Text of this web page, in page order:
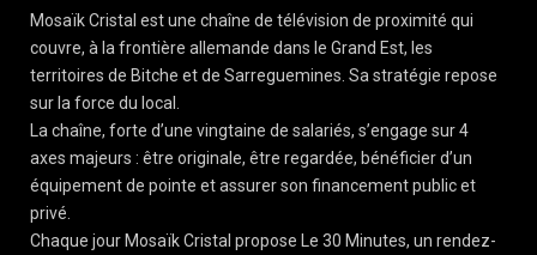
Mosaïk Cristal est une chaîne de télévision de proximité qui
couvre, à la frontière allemande dans le Grand Est, les
territoires de Bitche et de Sarreguemines. Sa stratégie repose
sur la force du local.
La chaîne, forte d’une vingtaine de salariés, s’engage sur 4
axes majeurs : être originale, être regardée, bénéficier d’un
équipement de pointe et assurer son financement public et
privé.
Chaque jour Mosaïk Cristal propose Le 30 Minutes, un rendez-